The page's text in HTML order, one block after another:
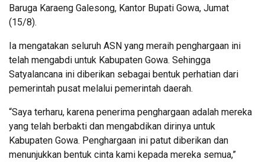
Baruga Karaeng Galesong, Kantor Bupati Gowa, Jumat
(15/8).
Ia mengatakan seluruh ASN yang meraih penghargaan ini
telah mengabdi untuk Kabupaten Gowa. Sehingga
Satyalancana ini diberikan sebagai bentuk perhatian dari
pemerintah pusat melalui pemerintah daerah.
“Saya terharu, karena penerima penghargaan adalah mereka
yang telah berbakti dan mengabdikan dirinya untuk
Kabupaten Gowa. Penghargaan ini patut diberikan dan
menunjukkan bentuk cinta kami kepada mereka semua,”